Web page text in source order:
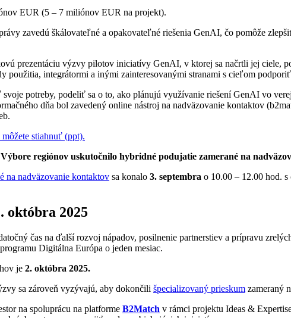
EUR (5 – 7 miliónov EUR na projekt).
zavedú škálovateľné a opakovateľné riešenia GenAI, čo pomôže
prezentáciu výzvy pilotov iniciatívy GenAI, v ktorej sa načrtli jej ciele,
použitia, integrátormi a inými zainteresovanými stranami s cieľom
potreby, podeliť sa o to, ako plánujú využívanie riešení GenAI vo
dňa bol zavedený online nástroj na nadväzovanie kontaktov
stiahnuť (ppt).
regiónov uskutočnilo hybridné podujatie zamerané na
na nadväzovanie kontaktov sa konalo 3. septembra o 10.00 – 12.00 hod.
októbra 2025
čas na ďalší rozvoj nápadov, posilnenie partnerstiev a prípravu
Digitálna Európa o jeden mesiac.
je 2. októbra 2025.
sa zároveň vyzývajú, aby dokončili špecializovaný prieskum zameraný
na spoluprácu na platforme B2Match v rámci projektu Ideas &